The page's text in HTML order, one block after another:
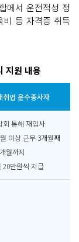
에서 운전적성 정
비 등 자격증 취득
지원 내용
취업 운수종사자
회 통해 재입사
이상 근무 3개월째
월까지
만원씩 지급